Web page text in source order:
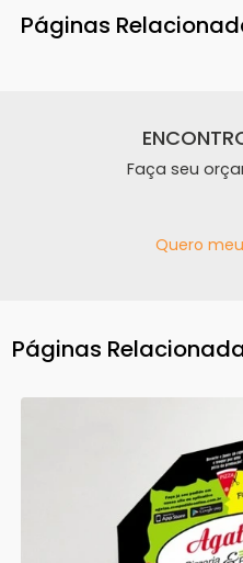
Páginas
Faça seu
Quero
Páginas